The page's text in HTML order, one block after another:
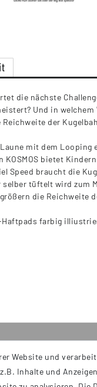
die nächste
Und in
der
mit dem Looping
bietet
Speed braucht die
tüftelt wird zum
die Reichweite
farbig
Service
Kontakt
Website und
Inhalte und